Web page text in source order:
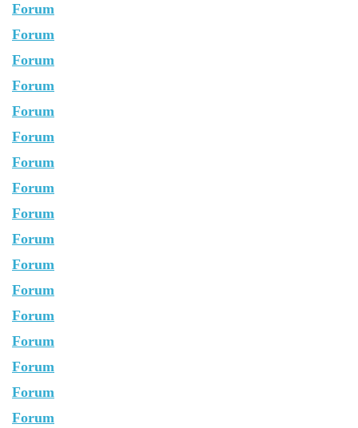
Forum
Forum
Forum
Forum
Forum
Forum
Forum
Forum
Forum
Forum
Forum
Forum
Forum
Forum
Forum
Forum
Forum